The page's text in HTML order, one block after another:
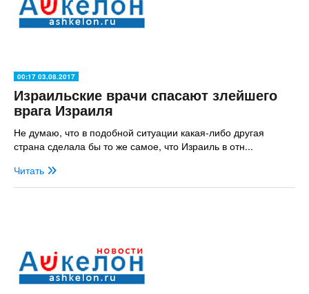
00:17 03.08.2017
Израильские врачи спасают злейшего
врага Израиля
Не думаю, что в подобной ситуации какая-либо другая
страна сделала бы то же самое, что Израиль в отн...
Читать